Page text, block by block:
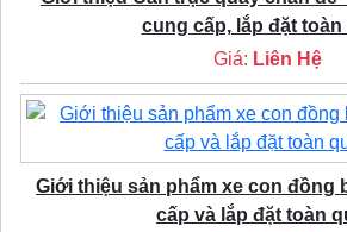
cung cấp, lắp đặt
Giá: Liên Hệ
Giới thiệu sản phẩm xe con đồng
cấp và lắp đặt toàn